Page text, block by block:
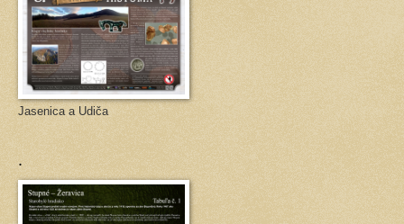
Jasenica a Udiča
.